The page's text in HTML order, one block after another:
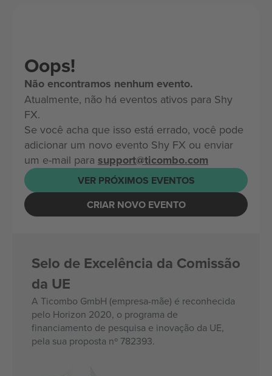
Oops!
Não encontramos nenhum evento.
Atualmente, não há eventos ativos para Shy
FX.
Se você acha que isso está errado, você pode
adicionar um novo evento Shy FX ou enviar
um e-mail para support@ticombo.com
VER PRÓXIMOS EVENTOS
CRIAR NOVO EVENTO
Selo de Excelência da Comissão
da UE
A Ticombo GmbH (empresa-mãe) é reconhecida
pelo Horizon 2020, o programa de
financiamento de pesquisa e inovação da UE,
pela sua proposta nº 782393.